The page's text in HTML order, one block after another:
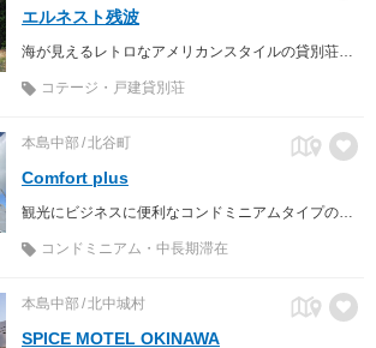
エルネスト残波
海が見えるレトロなアメリカンスタイルの貸別荘で沖縄ステイ！
コテージ・戸建貸別荘
本島中部 北谷町
Comfort plus
観光にビジネスに便利なコンドミニアムタイプのホテルです
コンドミニアム・中長期滞在
本島中部 北中城村
SPICE MOTEL OKINAWA